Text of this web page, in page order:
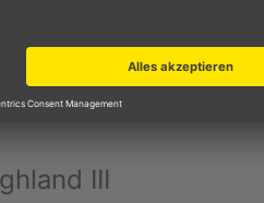
Hitena | Obermaterial
100% Polyester/PU-
III